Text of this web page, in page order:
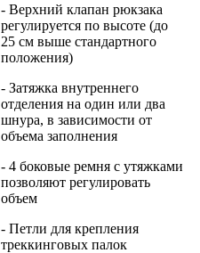
- Верхний клапан рюкзака
регулируется по высоте (до
25 см выше стандартного
положения)
- Затяжка внутреннего
отделения на один или два
шнура, в зависимости от
объема заполнения
- 4 боковые ремня с утяжками
позволяют регулировать
объем
- Петли для крепления
треккинговых палок